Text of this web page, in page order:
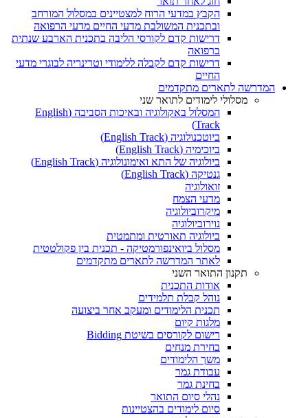
הקבץ במדעי הרוח למצטיינים במסלול המורחב
ובתכנית המשולבת מדעי החיים מדעי הרפואה
דרישות קדם לקורסי הליבה בתכנית הארבע שנתית
ברפואה
דרישות קדם לקבלה ללימודי וטרינריה לבוגרי מדעי
החיים
המדרשה לתארים מתקדמים
מסלולי לימודים לתואר שני
המסלול באקולוגיה ובאיכות הסביבה (English
Track)
ביוטכנולוגיה (English Track)
ביוכימיה (English Track)
ביולוגיה של התא ואימונולוגיה (English Track)
גנטיקה (English Track)
זואולוגיה
מדעי הצמח
מיקרוביולוגיה
נוירוביולוגיה
ביולוגיה תאורטית ומתמטית
מסלול ביואינפורמטיקה - תכנית בין פקולטטית
לאתר המדרשה לתארים מתקדמים
תקנון התואר השני
אודות התכנית
נוהל קבלת תלמידים
תכנית הלימודים ומעקב אחר ביצועה
מלגות קיום
רישום לקורסים בשיטת Bidding
בחירת מנחים
משך הלימודים
עבודת גמר
בחינת גמר
נהלי סיום התואר
סיום לימודים בהצטיינות